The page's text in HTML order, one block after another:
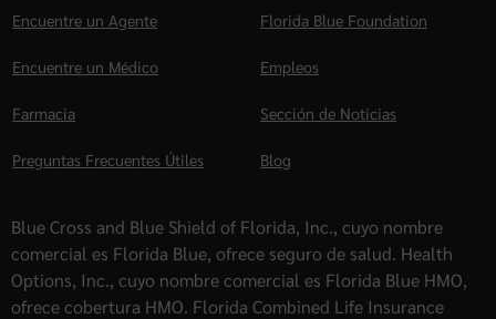
Encuentre un Agente
Encuentre un Médico
Farmacia
Preguntas Frecuentes Útiles
Florida Blue Foundation
Empleos
Sección de Noticias
Blog
Blue Cross and Blue Shield of Florida, Inc., cuyo nombre
comercial es Florida Blue, ofrece seguro de salud. Health
Options, Inc., cuyo nombre comercial es Florida Blue HMO,
ofrece cobertura HMO. Florida Combined Life Insurance